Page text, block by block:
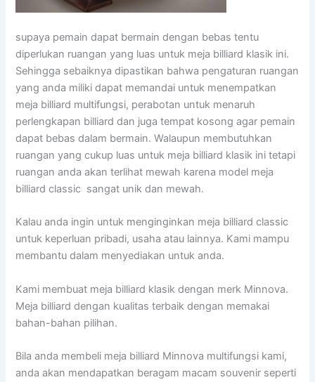
supaya pemain dapat bermain dengan bebas tentu
diperlukan ruangan yang luas untuk meja billiard klasik ini.
Sehingga sebaiknya dipastikan bahwa pengaturan ruangan
yang anda miliki dapat memandai untuk menempatkan
meja billiard multifungsi, perabotan untuk menaruh
perlengkapan billiard dan juga tempat kosong agar pemain
dapat bebas dalam bermain. Walaupun membutuhkan
ruangan yang cukup luas untuk meja billiard klasik ini tetapi
ruangan anda akan terlihat mewah karena model meja
billiard classic sangat unik dan mewah.
Kalau anda ingin untuk menginginkan meja billiard classic
untuk keperluan pribadi, usaha atau lainnya. Kami mampu
membantu dalam menyediakan untuk anda.
Kami membuat meja billiard klasik dengan merk Minnova.
Meja billiard dengan kualitas terbaik dengan memakai
bahan-bahan pilihan.
Bila anda membeli meja billiard Minnova multifungsi kami,
anda akan mendapatkan beragam macam souvenir seperti